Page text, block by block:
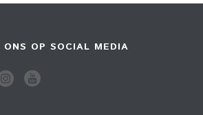
ONS OP SOCIAL MEDIA